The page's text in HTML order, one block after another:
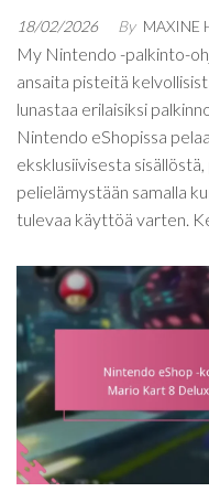
18/02/2026 By MAXINE
My Nintendo -palkinto-
ansaita pisteitä
lunastaa erilaisiksi
Nintendo eShopissa
eksklusiivisesta
pelielämystään samalla
tulevaa käyttöä varten.